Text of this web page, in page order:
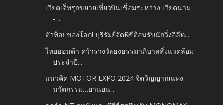
เวียตเจ็ทรุกขยายเที่ยวบินเชื่อมระหว่าง เวียดนาม
- ...
ตัวท็อปของโลก! บุรีรัมย์จัดพิธีต้อนรับนักวิ่งอีลีท...
ไทยฮอนด้า คว้ารางวัลธงธรรมาภิบาลสิ่งแวดล้อม
ประจำปี...
แนวคิด MOTOR EXPO 2024 จิตวิญญาณแห่ง
นวัตกรรม…ยานยน...